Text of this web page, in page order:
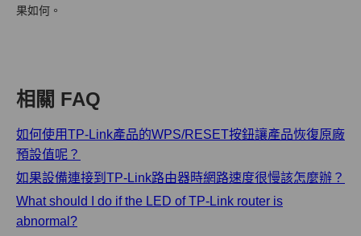
果如何。
相關 FAQ
如何使用TP-Link產品的WPS/RESET按鈕讓產品恢復原廠
預設值呢？
如果設備連接到TP-Link路由器時網路速度很慢該怎麼辦？
What should I do if the LED of TP-Link router is
abnormal?